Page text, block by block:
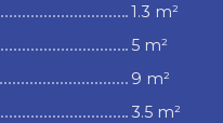
1.3 m²
5 m²
9 m²
3.5 m²